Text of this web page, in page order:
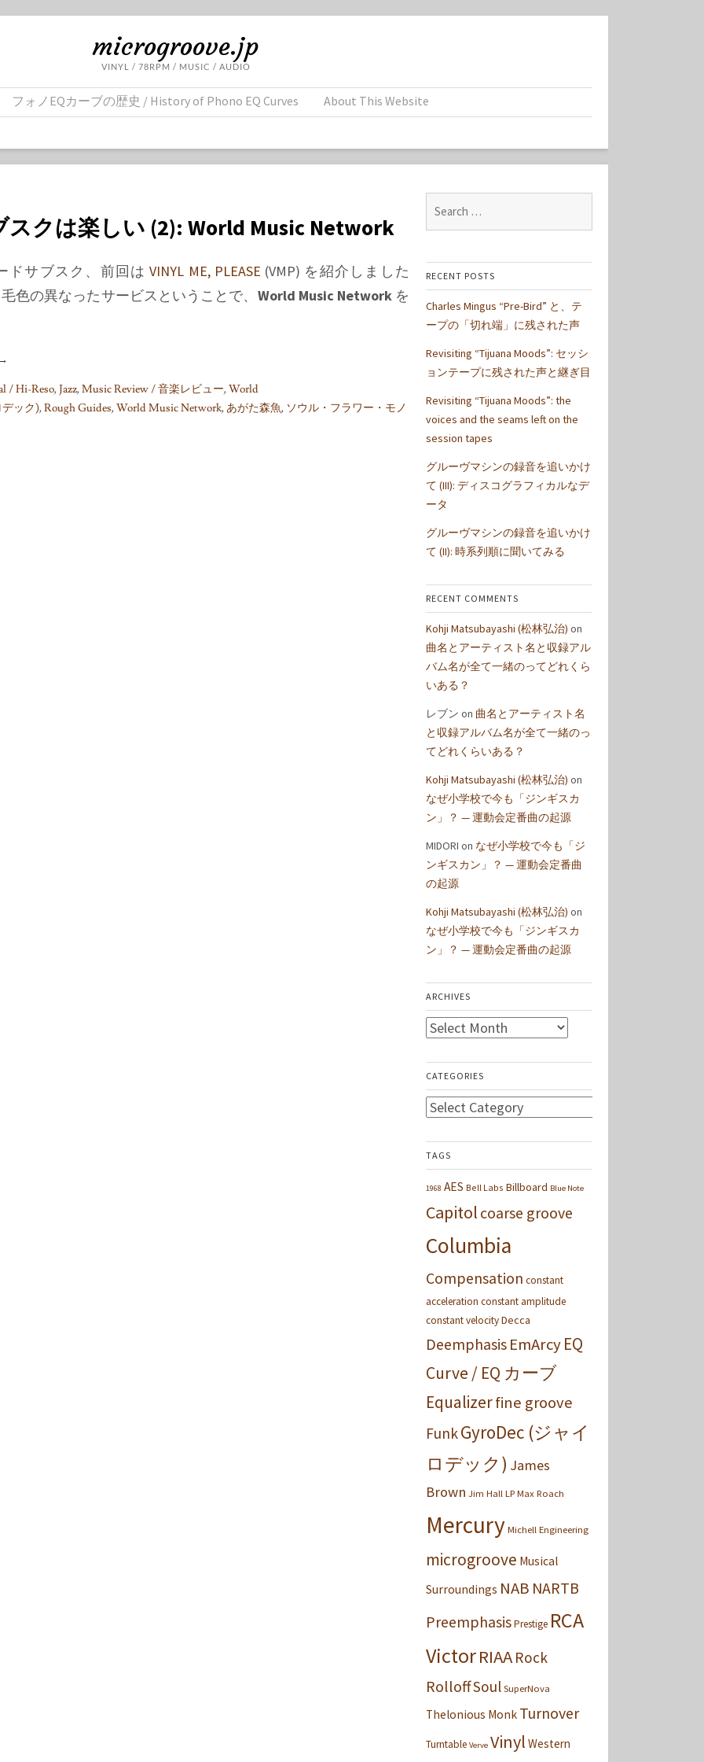
microgroove.jp
VINYL / 78RPM / MUSIC / AUDIO
フォノEQカーブの歴史 / History of Phono EQ Curves About This Website
スクは楽しい (2): World Music Network
ドサブスク、前回はVINYL ME, PLEASE (VMP) を紹介しました
色の異なったサービスということで、 World Music Networkを
→
/ Hi-Reso,Jazz,Music Review / 音楽レビュー,World
デック),Rough Guides,World Music Network,あがた森魚, ソウル・フラワー・モノ
for:
RECENT POSTS
Charles Mingus “Pre-Bird” と、テ
ープの「切れ端」に残された声
Revisiting “Tijuana Moods”: セッシ
ョンテープに残された声と継ぎ目
Revisiting “Tijuana Moods”: the
voices and the seams left on the
session tapes
グルーヴマシンの録音を追いかけ
て (III): ディスコグラフィカルなデ
ータ
グルーヴマシンの録音を追いかけ
て (II): 時系列順に聞いてみる
RECENT COMMENTS
Kohji Matsubayashi (松林弘治) on
曲名とアーティスト名と収録アル
バム名が全て一緒のってどれくら
いある？
レブン on 曲名とアーティスト名
と収録アルバム名が全て一緒のっ
てどれくらいある？
Kohji Matsubayashi (松林弘治) on
なぜ小学校で今も「ジンギスカ
ン」？ — 運動会定番曲の起源
MIDORI on なぜ小学校で今も「ジ
ンギスカン」？ — 運動会定番曲
の起源
Kohji Matsubayashi (松林弘治) on
なぜ小学校で今も「ジンギスカ
ン」？ — 運動会定番曲の起源
ARCHIVES
Archives
CATEGORIES
Categories
TAGS
1968 AES Bell Labs Billboard Blue Note
Capitol coarse groove
Columbia
Compensation constant
acceleration constant amplitude
constant velocityDecca
Deemphasis EmArcyEQ
Curve / EQ カーブ
Equalizerfine groove
FunkGyroDec (ジャイ
ロデック) James
Brown Jim Hall LP Max Roach
Mercury Michell Engineering
microgroove Musical
Surroundings NAB NARTB
PreemphasisPrestige RCA
VictorRIAA Rock
RolloffSoul SuperNova
Thelonious Monk Turnover
Turntable Verve Vinyl Western